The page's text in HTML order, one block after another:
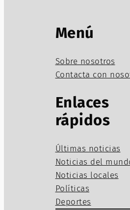
Menú
Sobre nosotros
Contacta con
Enlaces
rápidos
Últimas noticias
Noticias del
Noticias locales
Políticas
Deportes